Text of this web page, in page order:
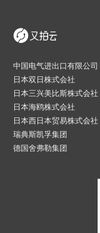
中国电气进出口有限公司
日本双日株式会社
日本三兴美比斯株式会社
日本海鸥株式会社
日本西日本贸易株式会社
瑞典斯凯孚集团
德国舍弗勒集团